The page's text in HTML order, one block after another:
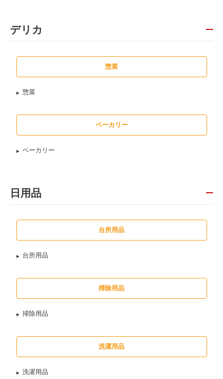
デリカ
惣菜
惣菜
ベーカリー
ベーカリー
日用品
台所用品
台所用品
掃除用品
掃除用品
洗濯用品
洗濯用品